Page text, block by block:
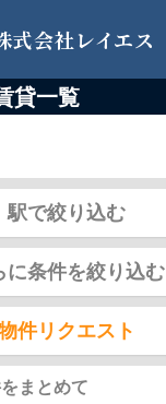
式会社レイエス
貸一覧
駅で絞り込む
に条件を絞り込む
件リクエスト
まとめて